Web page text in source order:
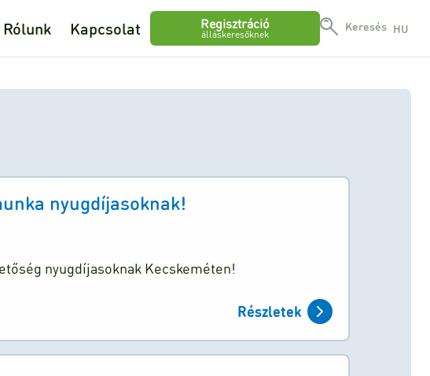
Rólunk Kapcsolat Regisztráció
álláskeresőknek
Keresés HU
nyugdíjasoknak!
nyugdíjasoknak Kecskeméten!
Részletek